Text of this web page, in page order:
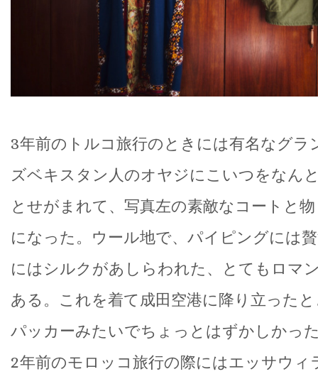
3年前のトルコ旅行のときには有名なグラ
ズベキスタン人のオヤジにこいつをなん
とせがまれて、写真左の素敵なコートと
になった。ウール地で、パイピングには
にはシルクがあしらわれた、とてもロマ
ある。これを着て成田空港に降り立った
パッカーみたいでちょっとはずかしかっ
2年前のモロッコ旅行の際にはエッサウィ